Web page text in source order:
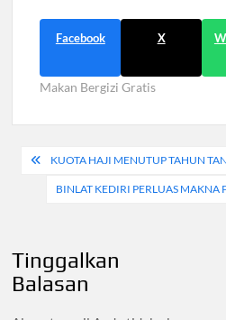
Facebook X
Makan Bergizi Gratis
Navigasi
KUOTA HAJI MENUTUP TAHUN
BINLAT KEDIRI PERLUAS MAKNA
Tinggalkan
Balasan